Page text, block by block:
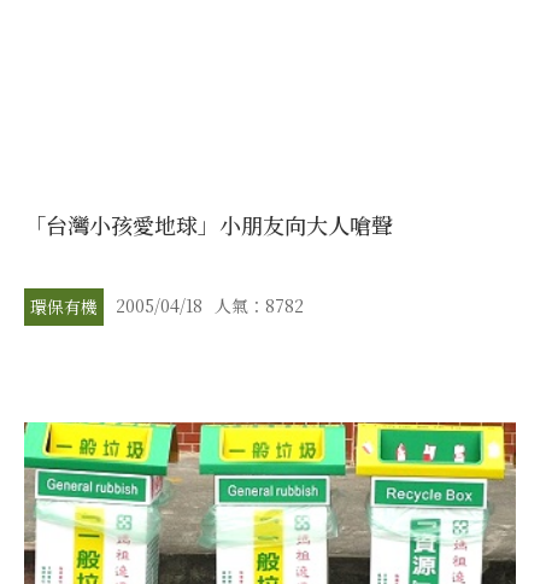
「台灣小孩愛地球」小朋友向大人嗆聲
環保有機 2005/04/18 人氣：8782